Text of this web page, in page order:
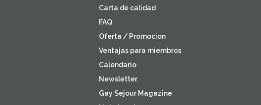
Carta de calidad
FAQ
Oferta / Promocion
Ventajas para miembros
Calendario
Newsletter
Gay Sejour Magazine